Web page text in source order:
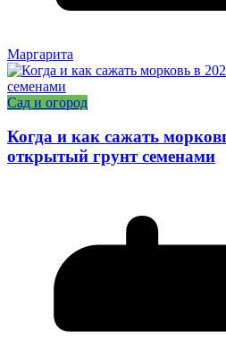
Маргарита
Сад и огород
Когда и как сажать
открытый грунт семенами